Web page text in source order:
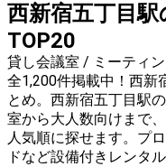
西新宿五丁目
TOP20
貸し会議室 / ミーティ
全1,200件掲載中！西新
とめ。西新宿五丁目駅
室から大人数向けまで
人気順に探せます。プ
ドなど設備付きレンタ